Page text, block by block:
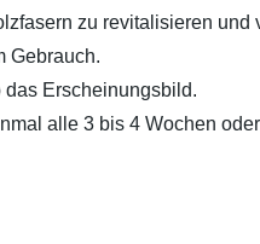
zu revitalisieren
Gebrauch.
das Erscheinungsbild.
alle 3 bis 4 Wochen